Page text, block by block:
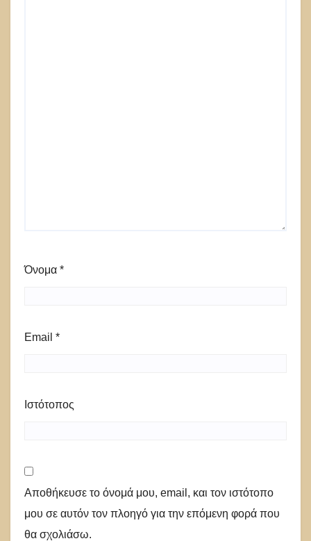
Όνομα *
Email *
Ιστότοπος
Αποθήκευσε το όνομά μου, email, και τον ιστότοπο
μου σε αυτόν τον πλοηγό για την επόμενη φορά που
θα σχολιάσω.